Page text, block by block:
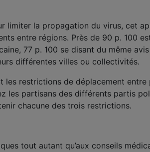
limiter la propagation du virus, cet
entre régions. Près de 90 p. 100
77 p. 100 se disant du même
différentes villes ou collectivités.
les restrictions de déplacement
les partisans des différents partis
chacune des trois restrictions.
tout autant qu’aux conseils